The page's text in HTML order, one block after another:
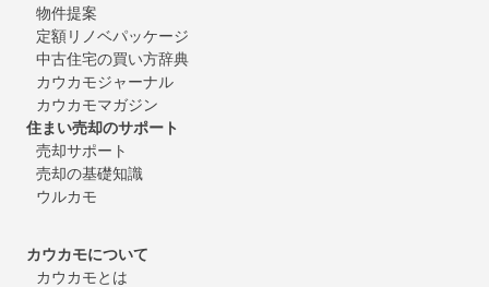
物件提案
定額リノベパッケージ
中古住宅の買い方辞典
カウカモジャーナル
カウカモマガジン
住まい売却のサポート
売却サポート
売却の基礎知識
ウルカモ
カウカモについて
カウカモとは